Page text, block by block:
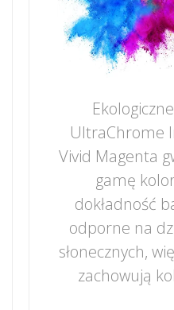
UltraChrome
Vivid Magenta
gamę
dokładność
odporne na
słonecznych,
zachowują